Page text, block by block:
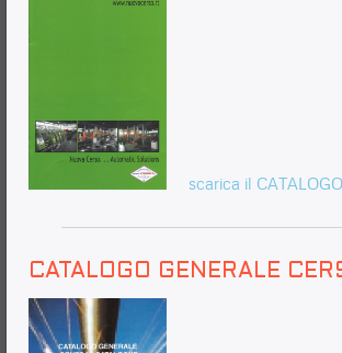
scarica il CATALOGO
CATALOGO GENERALE